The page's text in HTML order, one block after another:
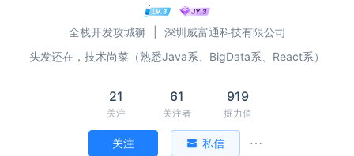
全栈开发攻城狮
深圳威富通科技有限公司
头发还在，技术尚菜（熟悉Java系、BigData系、React系）
21
关注
61
关注者
919
掘力值
关注 私信